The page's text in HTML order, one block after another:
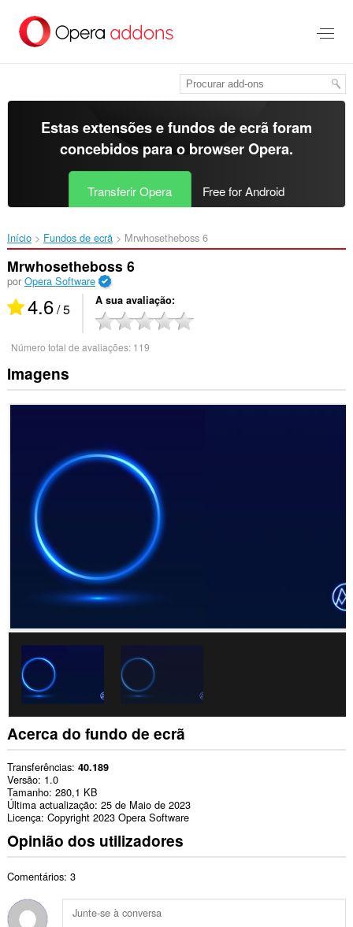
para
Estas extensões e fundos de ecrã foram
concebidos para o browser Opera.
Transferir Opera Free for Android
Início Fundos de ecrã Mrwhosetheboss 6‎
Mrwhosetheboss 6
por Opera Software
4.6/ 5 A sua avaliação
Número total de avaliações: 119
Imagens
Acerca do fundo de ecrã
Transferências 40.189
Versão 1.0
Tamanho 280,1 KB
Última actualização 25 de Maio de 2023
Licença Copyright 2023 Opera Software
Opinião dos utilizadores
Comentários: 3